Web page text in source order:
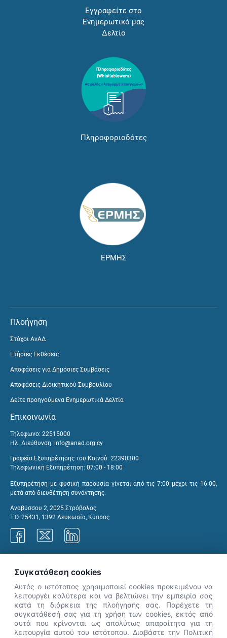
Εγγραφείτε στο
Ενημερωτικό μας
Δελτίο
Πληροφοριοδότες
ΕΡΜΗΣ
Πλοήγηση
Στόχοι ΑνΑΔ
Ετήσιες Εκθέσεις
Αποφάσεις για Δημόσιες Συμβάσεις
Αποφάσεις Διοικητικού Συμβουλίου
Δείτε προηγούμενα Ενημερωτικά Δελτία
Επικοινωνία
Τηλέφωνο: 22515000
Ηλ. Διεύθυνση: info@anad.org.cy
Γραφείο Εξυπηρέτησης του Κοινού: 22390300
Τηλεφωνική Εξυπηρέτηση: 07:00 - 18:00
Εξυπηρέτηση με φυσική παρουσία γίνεται από τις 7:00 μέχρι τις 16:00,
μετά από διευθέτηση συνάντησης.
Αναβύσσου 2, 2025 Στρόβολος
Τ.Θ. 25431, 1392 Λευκωσία, Κύπρος
👋 Καλώς ήρθες! Είμαι η Νόησις.
Πες μου πώς μπορώ να σε βοηθήσω
Συγκατάθεση cookies
Αυτός ο ιστότοπος χρησιμοποιεί cookies προκειμένου να
λειτουργέι καλύτερα και να βελτιώνει την εμπειρία σας
κατά τη διάρκεια της πλοήγησής σας. Παρέχετε τη
συγκατάθεσή σας για τη χρήση των cookies, εκτός από
αυτά που κρίνονται ως απολύτως απαραίτητα για τη
λειτουργία αυτού του ιστότοπου. Διαβάστε την Πολιτική